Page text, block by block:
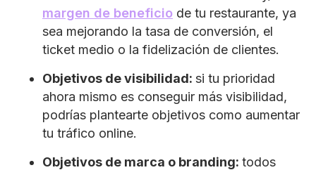
margen de beneficio de tu restaurante, ya
sea mejorando la tasa de conversión, el
ticket medio o la fidelización de clientes.
Objetivos de visibilidad: si tu prioridad
ahora mismo es conseguir más visibilidad,
podrías plantearte objetivos como aumentar
tu tráfico online.
Objetivos de marca o branding: todos